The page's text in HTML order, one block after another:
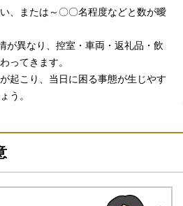
、または～〇〇名程度などと数が曖
が異なり、控室・車両・返礼品・飲
ってきます。
起こり、当日に困る事態が生じやす
う。